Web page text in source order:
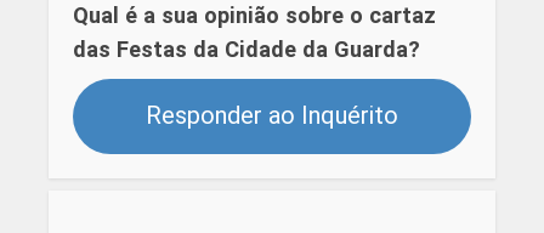
Qual é a sua opinião sobre o cartaz
das Festas da Cidade da Guarda?
Responder ao Inquérito